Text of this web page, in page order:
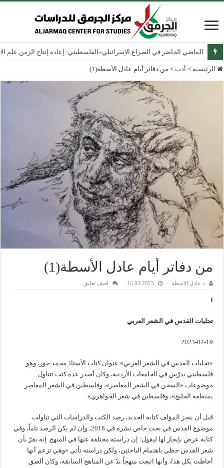
الماضي الحاضر في الصراع الإسرائيلي–الفلسطيني: إعادة إنتاج الزمن علم
الرئيسية > أدب > من دفاتر أيام عادل الأسطة(1)
من دفاتر أيام عادل الأسطة(1)
د.عادل الاسطه 16.03.2023 اضف تعليق
I
تجليات القدس في الشعر العربي
2023-02-19
«تجليات القدس في الشعر العربي» عنوان كتاب الأستاذ محمد حور، وهو
فلسطيني يدرّس في الجامعات الأردنية، وكان أصدر عدة كتب تتناول
موضوعات «السجن في الشعر المعاصر»، وفلسطين في الشعر المعاصر
بمنطقة الخليج»، وفلسطين في شعر الجواهري».
قبل أن ينجز المؤلف كتابه الجديد، رصد الكتب والدراسات التي تناولت
موضوع القدس في بحث خاص نشره في 2018، وإن لم يكن الرصد تاماً، وفي
كتابه عرض بإيجاز لها ليقول: إن دراسته مختلفة عنها في المنهج. إنه يقرّ بأن
شعر القدس حظي باهتمام الباحثين، ولكن دراسته تأتي «وهي تزعم أنها
أحاطت بكل هذا، وأنها اتبعت منهجاً ندّ عن المناهج السابقة، وكان ألصق